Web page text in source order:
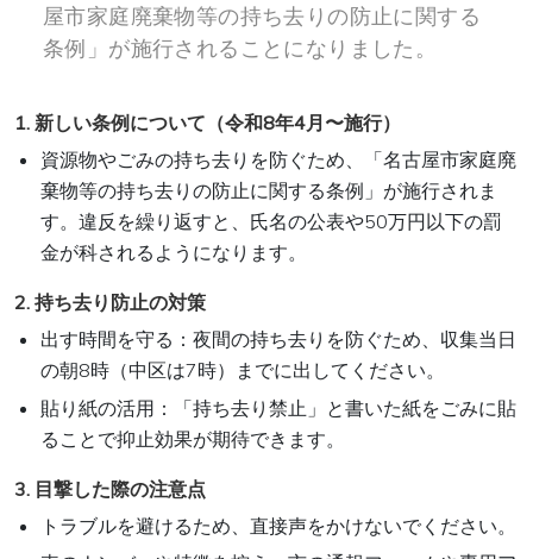
屋市家庭廃棄物等の持ち去りの防止に関する
条例」が施行されることになりました。
1. 新しい条例について（令和8年4月〜施行）
資源物やごみの持ち去りを防ぐため、「名古屋市家庭廃
棄物等の持ち去りの防止に関する条例」が施行されま
す。違反を繰り返すと、氏名の公表や50万円以下の罰
金が科されるようになります。
2. 持ち去り防止の対策
出す時間を守る：夜間の持ち去りを防ぐため、収集当日
の朝8時（中区は7時）までに出してください。
貼り紙の活用：「持ち去り禁止」と書いた紙をごみに貼
ることで抑止効果が期待できます。
3. 目撃した際の注意点
トラブルを避けるため、直接声をかけないでください。